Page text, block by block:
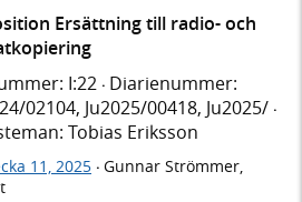
Ersättning till radio- och
I:22 · Diarienummer:
02104, Ju2025/00418, Ju2025/ ·
Tobias Eriksson
11, 2025 · Gunnar Strömmer,